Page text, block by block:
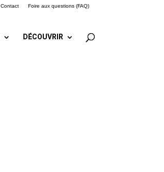
Contact Foire aux questions (FAQ)
DÉCOUVRIR